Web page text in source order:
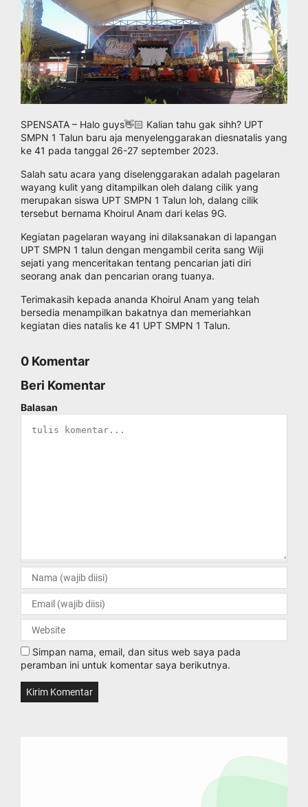
SPENSATA – Halo guys👋🏻 Kalian tahu gak sihh? UPT
SMPN 1 Talun baru aja menyelenggarakan diesnatalis yang
ke 41 pada tanggal 26-27 september 2023.
Salah satu acara yang diselenggarakan adalah pagelaran
wayang kulit yang ditampilkan oleh dalang cilik yang
merupakan siswa UPT SMPN 1 Talun loh, dalang cilik
tersebut bernama Khoirul Anam dari kelas 9G.
Kegiatan pagelaran wayang ini dilaksanakan di lapangan
UPT SMPN 1 talun dengan mengambil cerita sang Wiji
sejati yang menceritakan tentang pencarian jati diri
seorang anak dan pencarian orang tuanya.
Terimakasih kepada ananda Khoirul Anam yang telah
bersedia menampilkan bakatnya dan memeriahkan
kegiatan dies natalis ke 41 UPT SMPN 1 Talun.
0 Komentar
Beri Komentar
Balasan
Simpan nama, email, dan situs web saya pada
peramban ini untuk komentar saya berikutnya.